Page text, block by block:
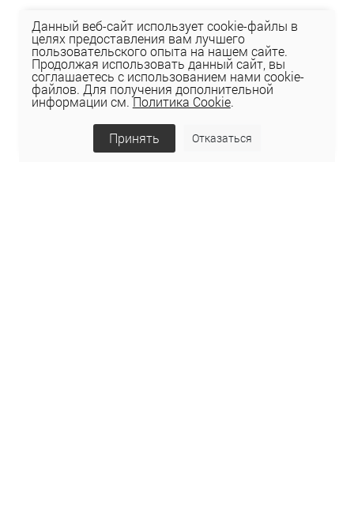
Данный веб-сайт использует cookie-файлы в
целях предоставления вам лучшего
пользовательского опыта на нашем сайте.
Продолжая использовать данный сайт, вы
соглашаетесь с использованием нами cookie-
файлов. Для получения дополнительной
информации см.Политика Cookie.
Принять Отказаться